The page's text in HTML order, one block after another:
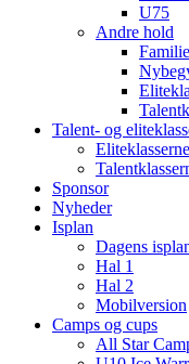
U75
Andre hold
Talent- og
Eliteklasserne
Sponsor
Nyheder
Isplan
Dagens
Hal 1
Hal 2
Mobilversion
Camps og cups
All Star